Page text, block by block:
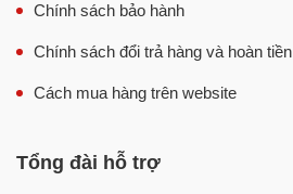
Chính sách bảo hành
Chính sách đổi trả hàng và hoàn tiền
Cách mua hàng trên website
Tổng đài hỗ trợ